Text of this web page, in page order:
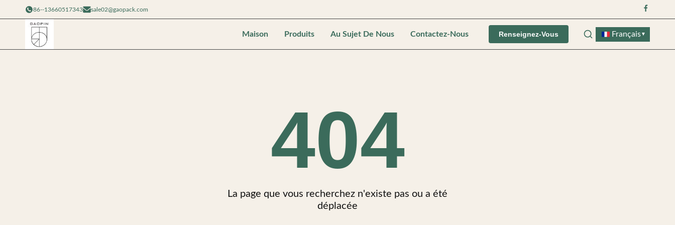
86--13660517343 sale02@gaopack.com
Maison Produits Au Sujet De Nous Contactez-Nous Renseignez-Vous Français ▼
404
La page que vous recherchez n'existe pas ou a été
déplacée